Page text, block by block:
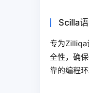
Scilla
专为Zilliqa
全性，确
靠的编程环